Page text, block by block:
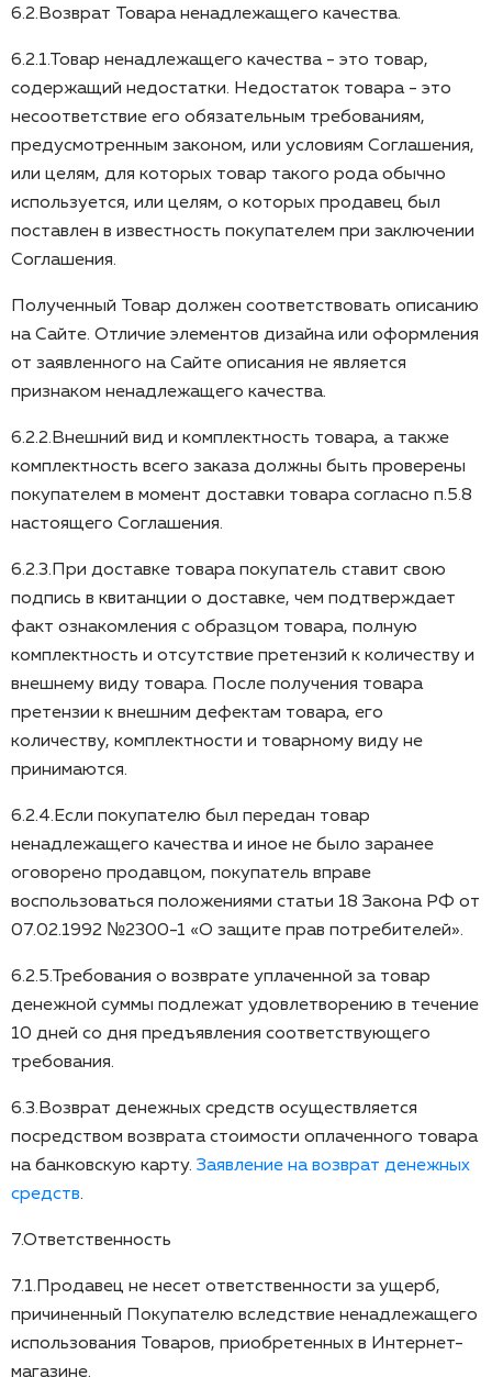
6.2.Возврат Товара ненадлежащего качества.
6.2.1.Товар ненадлежащего качества - это товар,
содержащий недостатки. Недостаток товара - это
несоответствие его обязательным требованиям,
предусмотренным законом, или условиям Соглашения,
или целям, для которых товар такого рода обычно
используется, или целям, о которых продавец был
поставлен в известность покупателем при заключении
Соглашения.
Полученный Товар должен соответствовать описанию
на Сайте. Отличие элементов дизайна или оформления
от заявленного на Сайте описания не является
признаком ненадлежащего качества.
6.2.2.Внешний вид и комплектность товара, а также
комплектность всего заказа должны быть проверены
покупателем в момент доставки товара согласно п.5.8
настоящего Соглашения.
6.2.3.При доставке товара покупатель ставит свою
подпись в квитанции о доставке, чем подтверждает
факт ознакомления с образцом товара, полную
комплектность и отсутствие претензий к количеству и
внешнему виду товара. После получения товара
претензии к внешним дефектам товара, его
количеству, комплектности и товарному виду не
принимаются.
6.2.4.Если покупателю был передан товар
ненадлежащего качества и иное не было заранее
оговорено продавцом, покупатель вправе
воспользоваться положениями статьи 18 Закона РФ от
07.02.1992 №2300-1 «О защите прав потребителей».
6.2.5.Требования о возврате уплаченной за товар
денежной суммы подлежат удовлетворению в течение
10 дней со дня предъявления соответствующего
требования.
6.3.Возврат денежных средств осуществляется
посредством возврата стоимости оплаченного товара
на банковскую карту. Заявление на возврат денежных
средств.
7.Ответственность
7.1.Продавец не несет ответственности за ущерб,
причиненный Покупателю вследствие ненадлежащего
использования Товаров, приобретенных в Интернет-
магазине.